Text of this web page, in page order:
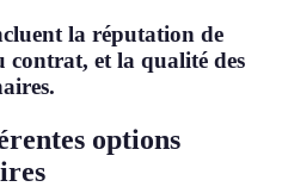
la réputation de
contrat, et la qualité des
options